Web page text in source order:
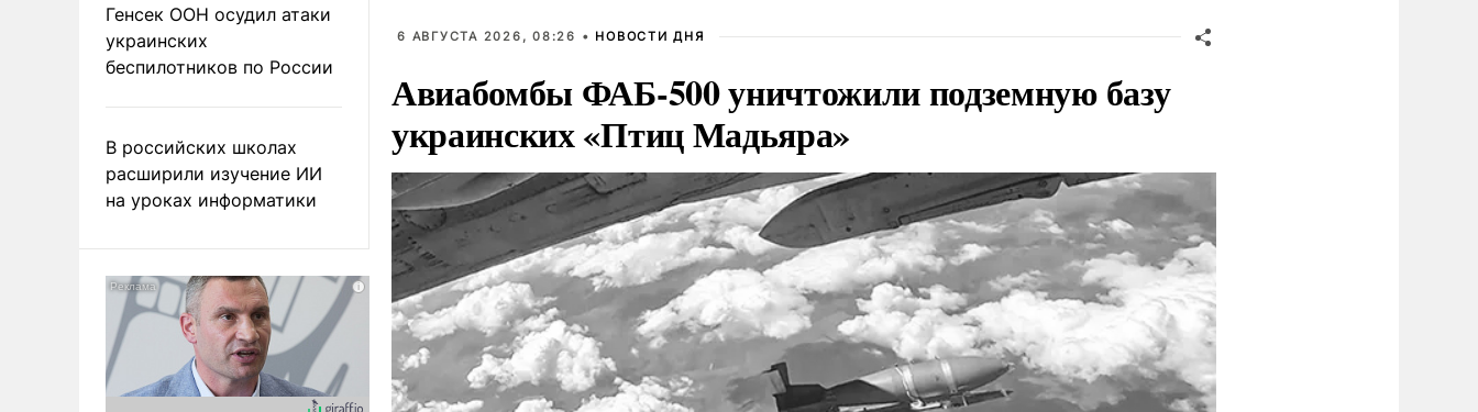
Генсек ООН осудил атаки
украинских
беспилотников по России
В российских школах
расширили изучение ИИ
на уроках информатики
6 АВГУСТА 2026, 08:26 • НОВОСТИ ДНЯ
Авиабомбы ФАБ-500 уничтожили подземную базу
украинских «Птиц Мадьяра»